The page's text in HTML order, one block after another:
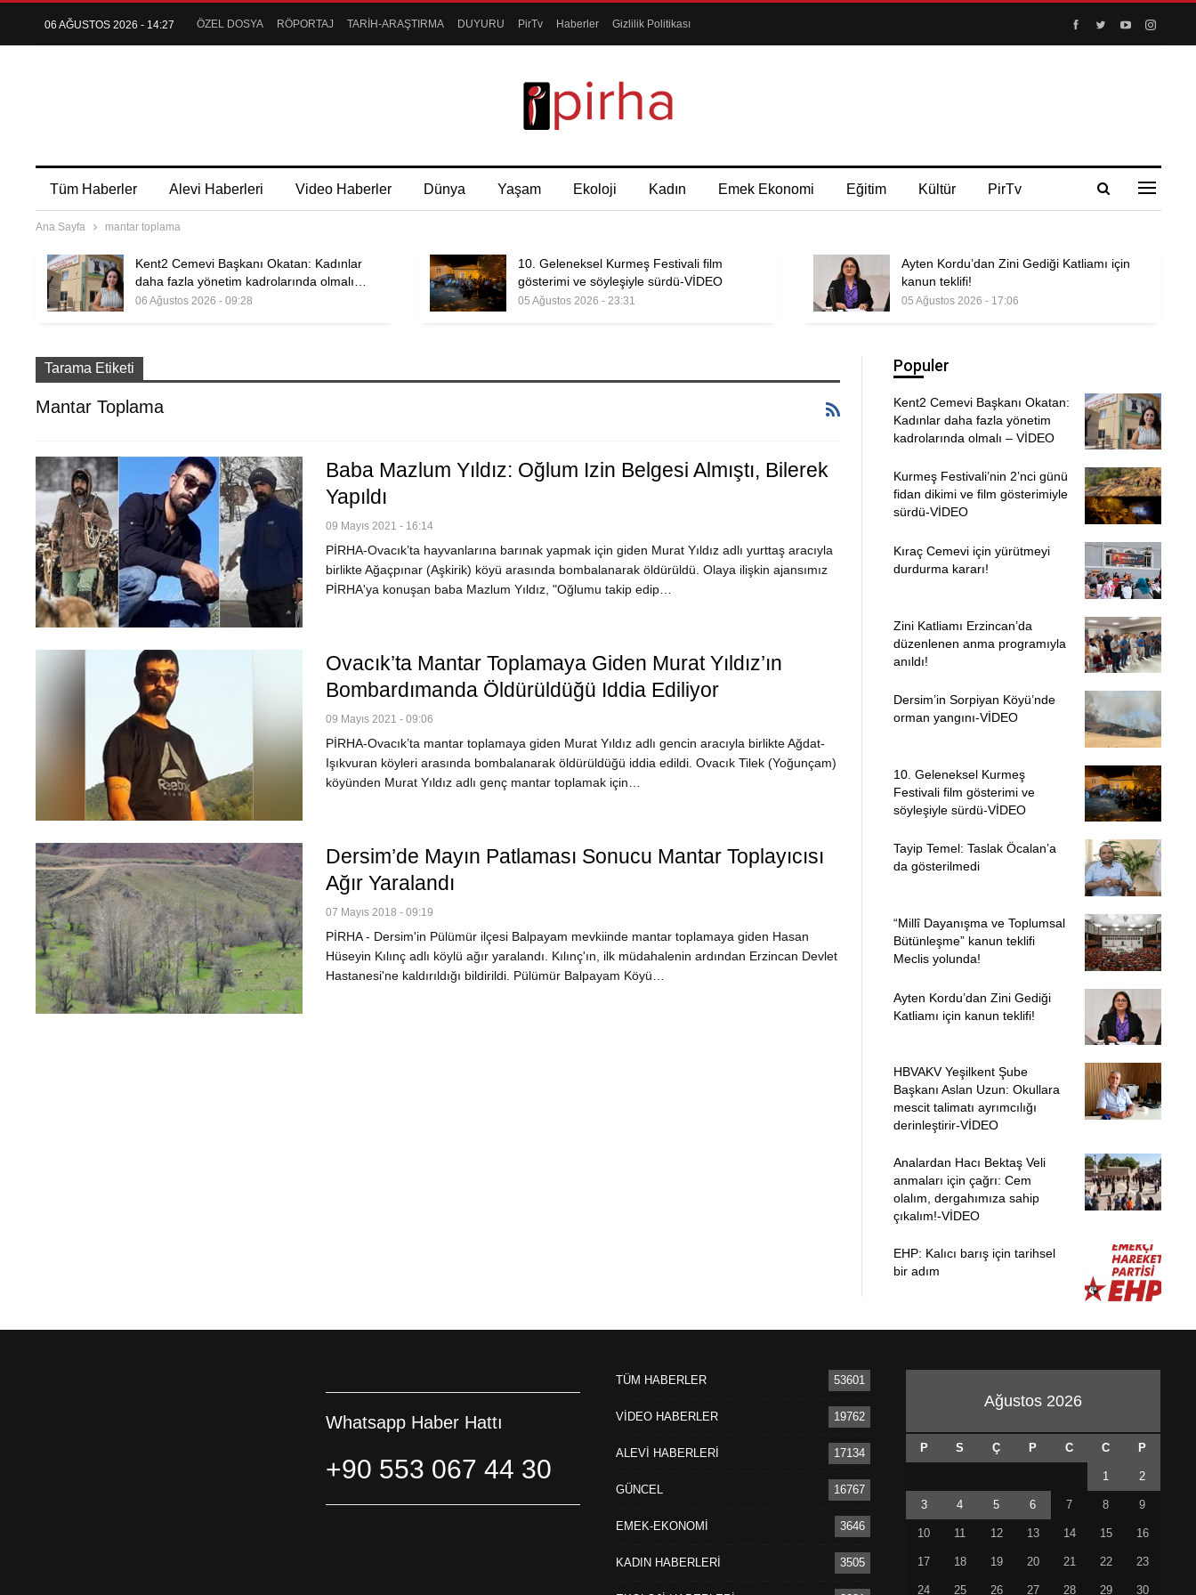
06 AĞUSTOS 2026 - 14:27 ÖZEL DOSYA RÖPORTAJ TARİH-ARAŞTIRMA DUYURU PirTv Haberler Gizlilik Politikası
Tüm Haberler Alevi Haberleri Video Haberler Dünya Yaşam Ekoloji Kadın Emek Ekonomi Eğitim Kültür PirTv
Ana Sayfa mantar toplama
Kent2 Cemevi Başkanı Okatan: Kadınlar
daha fazla yönetim kadrolarında olmalı…
06 Ağustos 2026 - 09:28
10. Geleneksel Kurmeş Festivali film
gösterimi ve söyleşiyle sürdü-VİDEO
05 Ağustos 2026 - 23:31
Ayten Kordu’dan Zini Gediği Katliamı için
kanun teklifi!
05 Ağustos 2026 - 17:06
Tarama Etiketi
Mantar Toplama
Baba Mazlum Yıldız: Oğlum Izin Belgesi Almıştı, Bilerek
Yapıldı
09 Mayıs 2021 - 16:14
PİRHA-Ovacık’ta hayvanlarına barınak yapmak için giden Murat Yıldız adlı yurttaş aracıyla
birlikte Ağaçpınar (Aşkirik) köyü arasında bombalanarak öldürüldü. Olaya ilişkin ajansımız
PİRHA'ya konuşan baba Mazlum Yıldız, "Oğlumu takip edip…
Ovacık’ta Mantar Toplamaya Giden Murat Yıldız’ın
Bombardımanda Öldürüldüğü Iddia Ediliyor
09 Mayıs 2021 - 09:06
PİRHA-Ovacık’ta mantar toplamaya giden Murat Yıldız adlı gencin aracıyla birlikte Ağdat-
Işıkvuran köyleri arasında bombalanarak öldürüldüğü iddia edildi. Ovacık Tilek (Yoğunçam)
köyünden Murat Yıldız adlı genç mantar toplamak için…
Dersim’de Mayın Patlaması Sonucu Mantar Toplayıcısı
Ağır Yaralandı
07 Mayıs 2018 - 09:19
PİRHA - Dersim'in Pülümür ilçesi Balpayam mevkiinde mantar toplamaya giden Hasan
Hüseyin Kılınç adlı köylü ağır yaralandı. Kılınç'ın, ilk müdahalenin ardından Erzincan Devlet
Hastanesi'ne kaldırıldığı bildirildi. Pülümür Balpayam Köyü…
Populer
Kent2 Cemevi Başkanı Okatan:
Kadınlar daha fazla yönetim
kadrolarında olmalı – VİDEO
Kurmeş Festivali’nin 2’nci günü
fidan dikimi ve film gösterimiyle
sürdü-VİDEO
Kıraç Cemevi için yürütmeyi
durdurma kararı!
Zini Katliamı Erzincan’da
düzenlenen anma programıyla
anıldı!
Dersim’in Sorpiyan Köyü’nde
orman yangını-VİDEO
10. Geleneksel Kurmeş
Festivali film gösterimi ve
söyleşiyle sürdü-VİDEO
Tayip Temel: Taslak Öcalan’a
da gösterilmedi
“Millî Dayanışma ve Toplumsal
Bütünleşme” kanun teklifi
Meclis yolunda!
Ayten Kordu’dan Zini Gediği
Katliamı için kanun teklifi!
HBVAKV Yeşilkent Şube
Başkanı Aslan Uzun: Okullara
mescit talimatı ayrımcılığı
derinleştirir-VİDEO
Analardan Hacı Bektaş Veli
anmaları için çağrı: Cem
olalım, dergahımıza sahip
çıkalım!-VİDEO
EHP: Kalıcı barış için tarihsel
bir adım
Whatsapp Haber Hattı
+90 553 067 44 30
TÜM HABERLER 53601
VİDEO HABERLER 19762
ALEVİ HABERLERİ 17134
GÜNCEL 16767
EMEK-EKONOMİ 3646
KADIN HABERLERİ 3505
Ağustos 2026
P S Ç P C C P
1 2
3 4 5 6 7 8 9
10 11 12 13 14 15 16
17 18 19 20 21 22 23
24 25 26 27 28 29 30